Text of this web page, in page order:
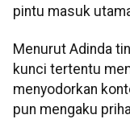
pintu masuk
Menurut Adinda
kunci tertentu
menyodorkan
pun mengaku